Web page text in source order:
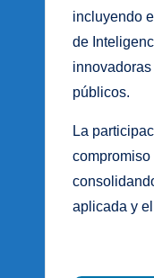
incluyendo
de
públicos.
La
aplicada y